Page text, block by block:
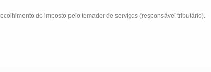
do imposto pelo tomador de serviços (responsável tributário).